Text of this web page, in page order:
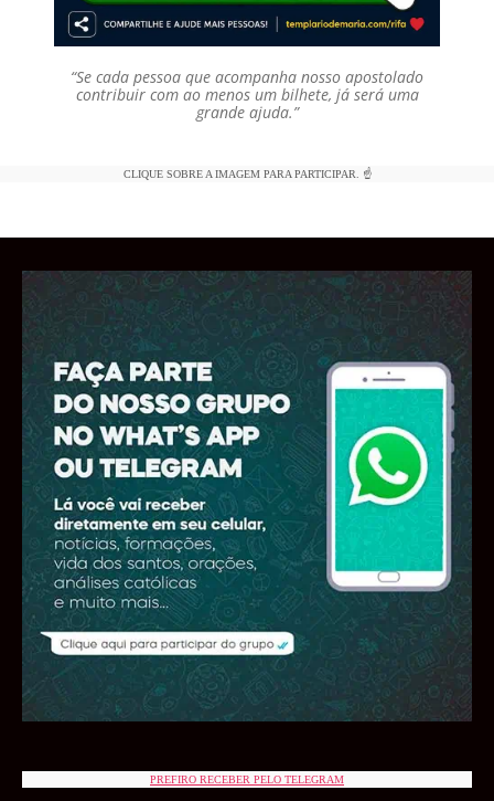
“Se cada pessoa que acompanha nosso apostolado
contribuir com ao menos um bilhete, já será uma
grande ajuda.”
CLIQUE SOBRE A IMAGEM PARA PARTICIPAR. ☝️
PREFIRO RECEBER PELO TELEGRAM